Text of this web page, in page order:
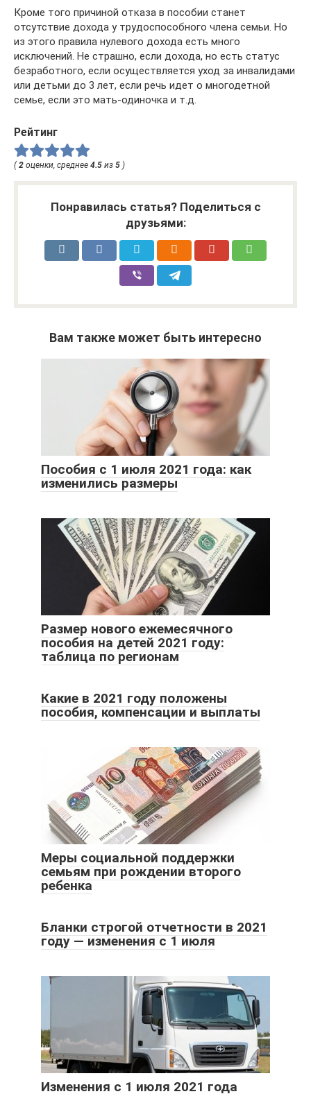
Кроме того причиной отказа в пособии станет
отсутствие дохода у трудоспособного члена семьи. Но
из этого правила нулевого дохода есть много
исключений. Не страшно, если дохода, но есть статус
безработного, если осуществляется уход за инвалидами
или детьми до 3 лет, если речь идет о многодетной
семье, если это мать-одиночка и т.д.
Рейтинг
(2 оценки, среднее 4.5 из 5 )
Понравилась статья? Поделиться с
друзьями:
Вам также может быть интересно
Пособия с 1 июля 2021 года: как
изменились размеры
Размер нового ежемесячного
пособия на детей 2021 году:
таблица по регионам
Какие в 2021 году положены
пособия, компенсации и выплаты
Меры социальной поддержки
семьям при рождении второго
ребенка
Бланки строгой отчетности в 2021
году — изменения с 1 июля
Изменения с 1 июля 2021 года